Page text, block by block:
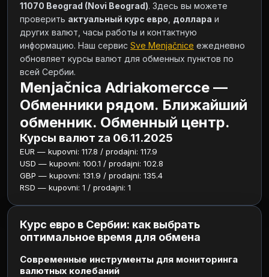
11070 Beograd (Novi Beograd). Здесь вы можете
проверить актуальный курс евро доллара и
других валют, часы работы и контактную
информацию. Наш сервис Sve Menjačnice ежедневно
обновляет курсы валют для обменных пунктов по
всей Сербии.
Menjačnica Adriakomercce —
Обменники рядом. Ближайший
обменник. Обменный центр.
Курсы валют za 06.11.2025
EUR — kupovni: 117.8 / prodajni: 117.9
USD — kupovni: 100.1 / prodajni: 102.8
GBP — kupovni: 131.9 / prodajni: 135.4
RSD — kupovni: 1 / prodajni: 1
Курс евро в Сербии: как выбрать
оптимальное время для обмена
Современные инструменты для мониторинга
валютных колебаний